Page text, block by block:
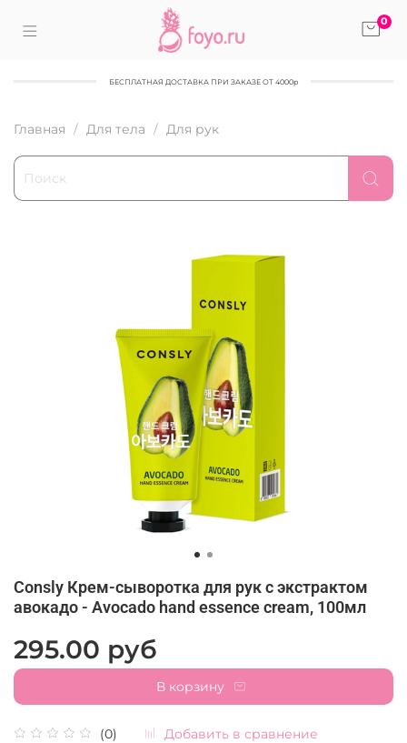
0
БЕСПЛАТНАЯ ДОСТАВКА ПРИ ЗАКАЗЕ ОТ 4000р
Главная Для тела Для рук
Consly Крем-сыворотка для рук с экстрактом
авокадо - Avocado hand essence cream, 100мл
(0) Добавить в сравнение
295.00 руб
В корзину